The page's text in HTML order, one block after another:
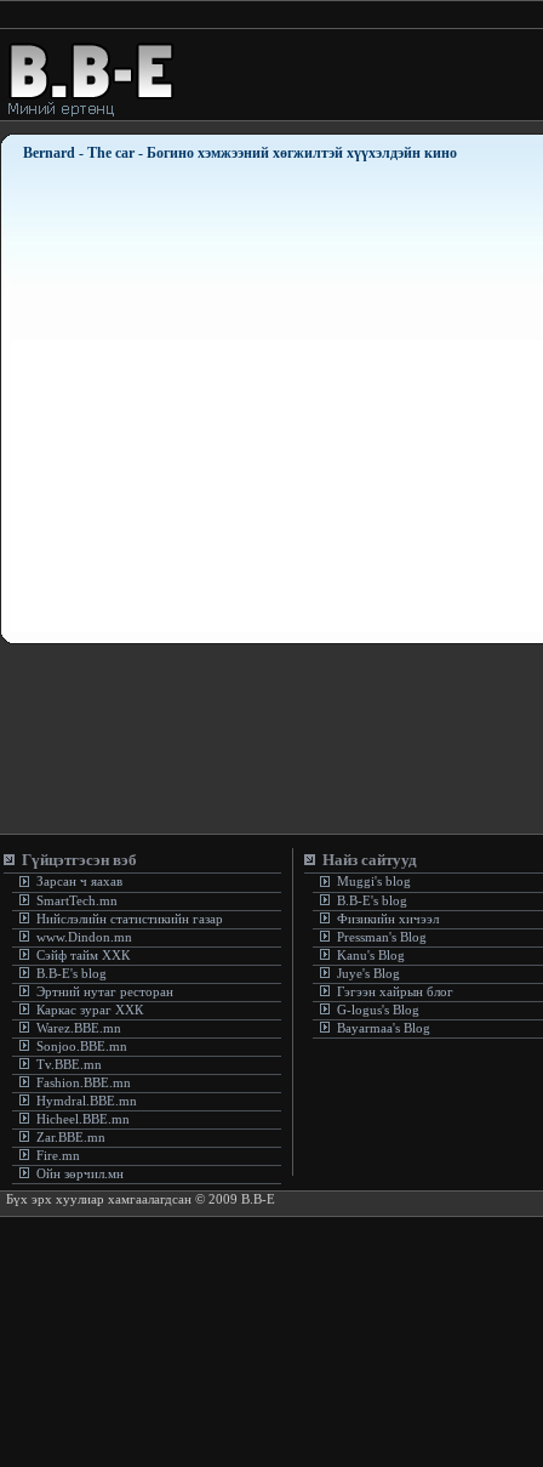
Bernard - The car - Богино хэмжээний хөгжилтэй хүүхэлдэйн кино
Гүйцэтгэсэн вэб
Зарсан ч яахав
SmartTech.mn
Нийслэлийн статистикийн газар
www.Dindon.mn
Сэйф тайм ХХК
B.B-E's blog
Эртний нутаг ресторан
Каркас зураг ХХК
Warez.BBE.mn
Sonjoo.BBE.mn
Tv.BBE.mn
Fashion.BBE.mn
Hymdral.BBE.mn
Hicheel.BBE.mn
Zar.BBE.mn
Fire.mn
Ойн зөрчил.мн
Найз сайтууд
Muggi's blog
B.B-E's blog
Физикийн хичээл
Pressman's Blog
Kanu's Blog
Juye's Blog
Гэгээн хайрын блог
G-logus's Blog
Bayarmaa's Blog
Бүх эрх хуулиар хамгаалагдсан © 2009 B.B-E